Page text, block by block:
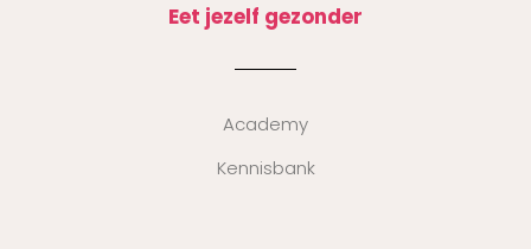
Eet jezelf gezonder
Academy
Kennisbank